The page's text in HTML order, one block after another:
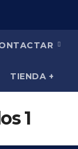
TIENDA +
1